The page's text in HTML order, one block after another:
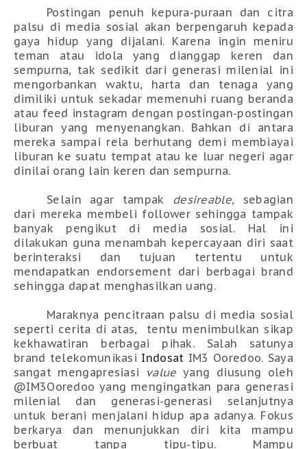
Postingan penuh kepura-puraan dan citra
palsu di media sosial akan berpengaruh kepada
gaya hidup yang dijalani. Karena ingin meniru
teman atau idola yang dianggap keren dan
sempurna, tak sedikit dari generasi milenial ini
mengorbankan waktu, harta dan tenaga yang
dimiliki untuk sekadar memenuhi ruang beranda
atau feed instagram dengan postingan-postingan
liburan yang menyenangkan. Bahkan di antara
mereka sampai rela berhutang demi membiayai
liburan ke suatu tempat atau ke luar negeri agar
dinilai orang lain keren dan sempurna.
Selain agar tampak desireable, sebagian
dari mereka membeli follower sehingga tampak
banyak pengikut di media sosial. Hal ini
dilakukan guna menambah kepercayaan diri saat
berinteraksi dan tujuan tertentu untuk
mendapatkan endorsement dari berbagai brand
sehingga dapat menghasilkan uang.
Maraknya pencitraan palsu di media sosial
seperti cerita di atas,
tentu menimbulkan sikap
kekhawatiran berbagai pihak. Salah satunya
brand telekomunikasi Indosat IM3 Ooredoo. Saya
sangat mengapresiasi value yang diusung oleh
@IM3Ooredoo yang mengingatkan para generasi
milenial dan generasi-generasi selanjutnya
untuk berani menjalani hidup apa adanya. Fokus
berkarya dan menunjukkan diri kita mampu
berbuat tanpa tipu-tipu. Mampu